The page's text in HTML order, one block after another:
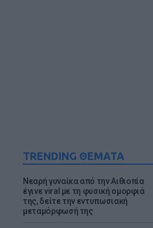
TRENDING ΘΕΜΑΤΑ
Νεαρή γυναίκα από την Αιθιοπία
έγινε viral με τη φυσική ομορφιά
της, δείτε την εντυπωσιακή
μεταμόρφωσή της